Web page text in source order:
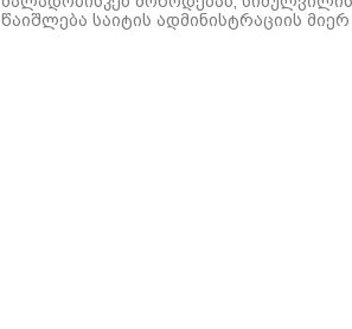
წაიშლება საიტის ადმინისტრაციის მიერ